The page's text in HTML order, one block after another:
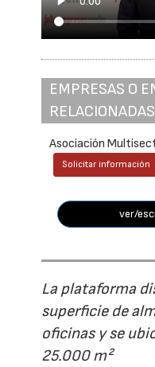
EMPRESAS O
RELACIONADAS
Asociación
Solicitar información
ver/
La plataforma
superficie de
oficinas y se
25.000 m²